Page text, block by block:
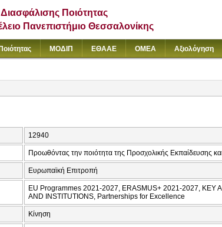
Ποιότητας
Πανεπιστήμιο Θεσσαλονίκης
ΜΟΔΙΠ ΕΘΑΑΕ ΟΜΕΑ Αξιολόγηση
12940
Προωθόντας την ποιότητα της Προσχολικής Εκπαίδευσης
Ευρωπαϊκή Επιτροπή
EU Programmes 2021-2027, ERASMUS+ 2021-2027, KEY
AND INSTITUTIONS, Partnerships for Excellence
Κίνηση